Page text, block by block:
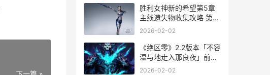
胜利女神新的希望第5章
主线遗失物收集攻略 第5
章主线遗失物位置一览 胜
排行
2026-02-02
《绝区零》2.2版本「不容
温与地走入那良夜」前瞻
非常节目预告 《绝区零》
2026-02-02